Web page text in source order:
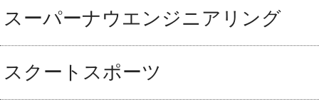
スーパーナウエンジニアリング
スクートスポーツ